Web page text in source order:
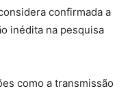
confirmada a
inédita na pesquisa
como a transmissão